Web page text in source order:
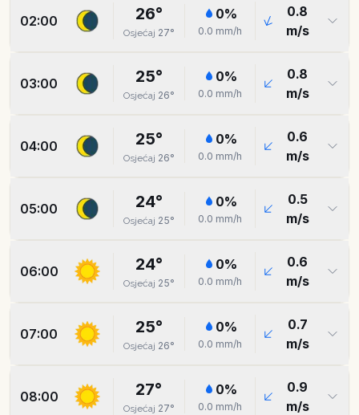
02:00 26°
Osjećaj 27°
0%
0.0 mm/h
0.8
m/s
03:00 25°
Osjećaj 26°
0%
0.0 mm/h
0.8
m/s
04:00 25°
Osjećaj 26°
0%
0.0 mm/h
0.6
m/s
05:00 24°
Osjećaj 25°
0%
0.0 mm/h
0.5
m/s
06:00 24°
Osjećaj 25°
0%
0.0 mm/h
0.6
m/s
07:00 25°
Osjećaj 26°
0%
0.0 mm/h
0.7
m/s
08:00 27°
Osjećaj 27°
0%
0.0 mm/h
0.9
m/s